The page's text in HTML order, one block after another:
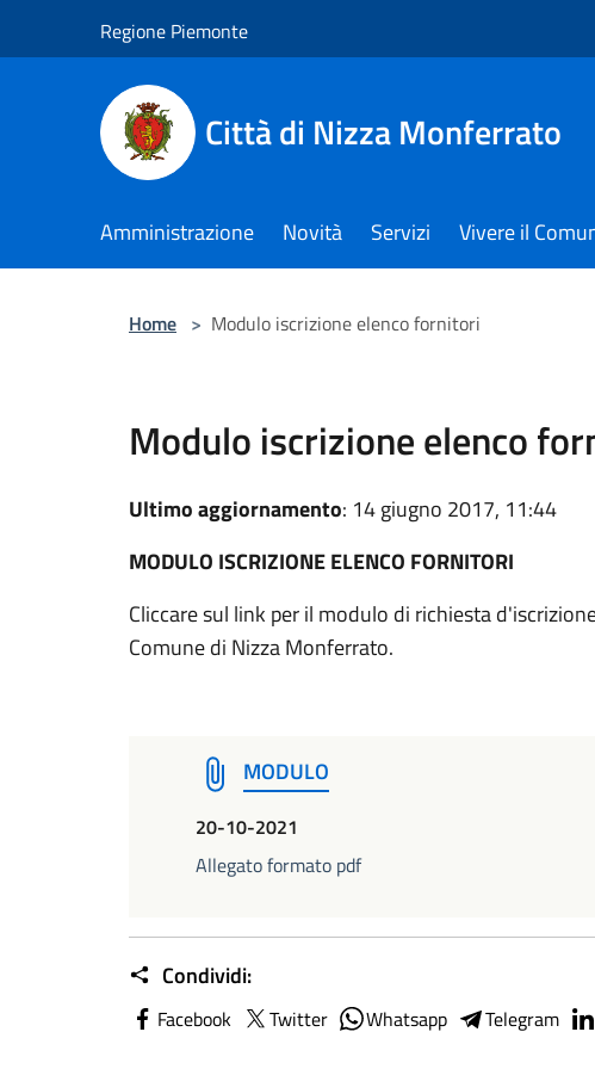
Regione Piemonte
Città di Nizza Monferrato
Amministrazione Novità Servizi Vivere il
Home > Modulo iscrizione elenco fornitori
Modulo iscrizione elenco
Ultimo aggiornamento: 14 giugno 2017, 11:44
MODULO ISCRIZIONE ELENCO FORNITORI
Cliccare sul link per il modulo di richiesta
Comune di Nizza Monferrato.
MODULO
20-10-2021
Allegato formato pdf
Condividi:
Facebook Twitter Whatsapp Telegram